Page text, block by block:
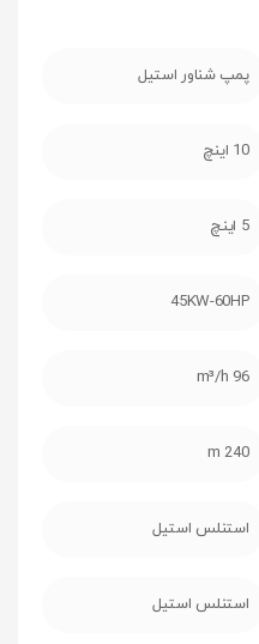
پمپ شناور استیل
10 اینچ
5 اینچ
45KW-60HP
96 m³/h
240 m
استنلس استیل
استنلس استیل